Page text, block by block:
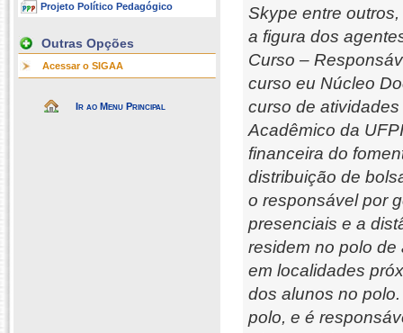
Projeto Político Pedagógico
Outras Opções
Acessar o SIGAA
Ir ao Menu Principal
Skype entre
a figura dos
Curso –
curso eu Núcleo
curso de
Acadêmico da
financeira do
distribuição de
o responsável por
presenciais e a
residem no polo
em localidades
dos alunos no
polo, e é